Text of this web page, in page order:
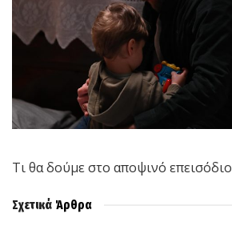
Τι θα δούμε στο αποψινό επεισόδιο
Σχετικά Άρθρα